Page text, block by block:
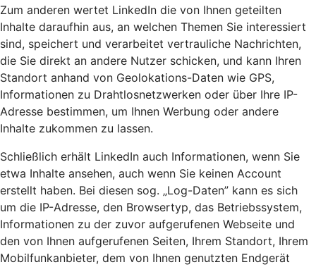
Zum anderen wertet LinkedIn die von Ihnen geteilten
Inhalte daraufhin aus, an welchen Themen Sie interessiert
sind, speichert und verarbeitet vertrauliche Nachrichten,
die Sie direkt an andere Nutzer schicken, und kann Ihren
Standort anhand von Geolokations-Daten wie GPS,
Informationen zu Drahtlosnetzwerken oder über Ihre IP-
Adresse bestimmen, um Ihnen Werbung oder andere
Inhalte zukommen zu lassen.
Schließlich erhält LinkedIn auch Informationen, wenn Sie
etwa Inhalte ansehen, auch wenn Sie keinen Account
erstellt haben. Bei diesen sog. „Log-Daten” kann es sich
um die IP-Adresse, den Browsertyp, das Betriebssystem,
Informationen zu der zuvor aufgerufenen Webseite und
den von Ihnen aufgerufenen Seiten, Ihrem Standort, Ihrem
Mobilfunkanbieter, dem von Ihnen genutzten Endgerät